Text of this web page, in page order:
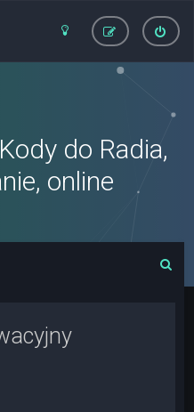
do Radia,
online